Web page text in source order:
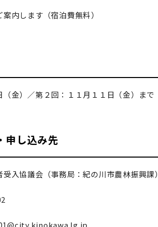
内します（宿泊費無料）
金）／第２回：１１月１１日（金）まで
申し込み先
入協議会（事務局：紀の川市農林振興課）